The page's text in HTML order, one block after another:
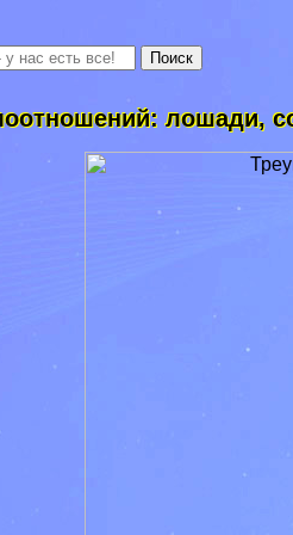
лошади,